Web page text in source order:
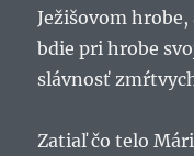
Ježišovom
bdie pri hrobe
slávnosť
Zatiaľ čo telo